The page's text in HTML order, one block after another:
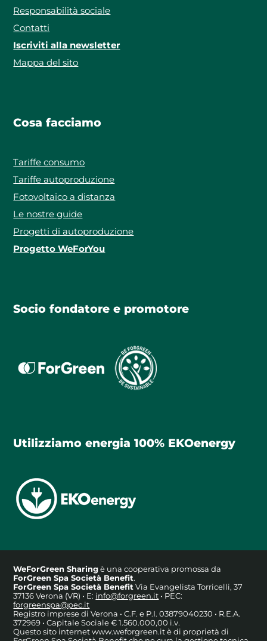
Responsabilità sociale
Contatti
Iscriviti alla newsletter
Mappa del sito
Cosa facciamo
Tariffe consumo
Tariffe autoproduzione
Fotovoltaico a distanza
Le nostre guide
Progetti di autoproduzione
Progetto WeForYou
Socio fondatore e promotore
Utilizziamo energia 100% EKOenergy
WeForGreen Sharingè una cooperativa promossa da
ForGreen Spa Società Benefit.
ForGreen Spa Società Benefit Via Evangelista Torricelli, 37
37136 Verona (VR) • E: info@forgreen.it • PEC:
forgreenspa@pec.it
Registro imprese di Verona • C.F. e P.I. 03879040230 • R.E.A.
372969 • Capitale Sociale € 1.560.000,00 i.v.
Questo sito internet www.weforgreen.it è di proprietà di